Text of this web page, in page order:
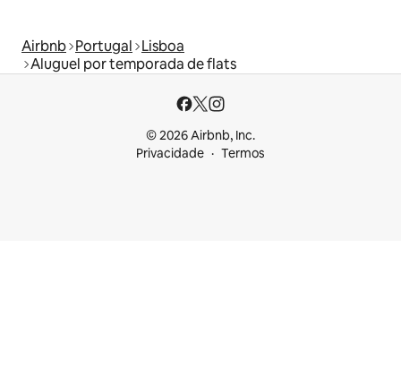
Airbnb Portugal Lisboa
Aluguel por temporada de flats
© 2026 Airbnb, Inc.
Privacidade
Termos